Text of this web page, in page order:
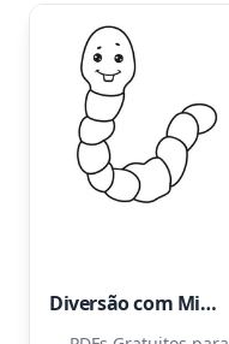
Diversão com Minhocas